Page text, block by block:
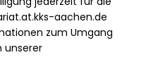
aachen.de
zum Umgang
unserer